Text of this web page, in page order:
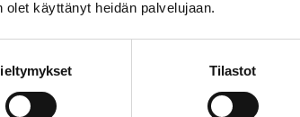
käyttänyt heidän palvelujaan.
Tilastot
from the healthcare, early
sectors in the North Savo